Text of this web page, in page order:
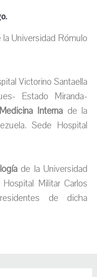
Universidad Rómulo
Victorino Santaella
Estado Miranda-
Interna de la
Sede Hospital
de la Universidad
Militar Carlos
de dicha